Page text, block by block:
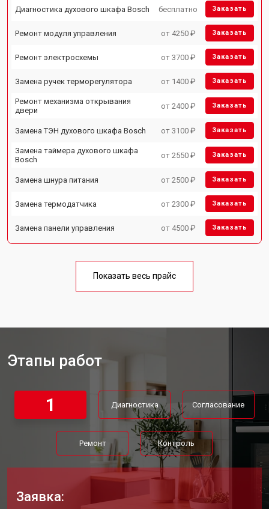
Диагностика духового шкафа Bosch бесплатно Заказать
Ремонт модуля управления от 4250 ₽ Заказать
Ремонт электросхемы от 3700 ₽ Заказать
Замена ручек терморегулятора от 1400 ₽ Заказать
Ремонт механизма открывания
двери
от 2400 ₽ Заказать
Замена ТЭН духового шкафа Bosch от 3100 ₽ Заказать
Замена таймера духового шкафа
Bosch
от 2550 ₽ Заказать
Замена шнура питания от 2500 ₽ Заказать
Замена термодатчика от 2300 ₽ Заказать
Замена панели управления от 4500 ₽ Заказать
Показать весь прайс
Этапы работ
1 Диагностика Согласование
Ремонт Контроль
Заявка: